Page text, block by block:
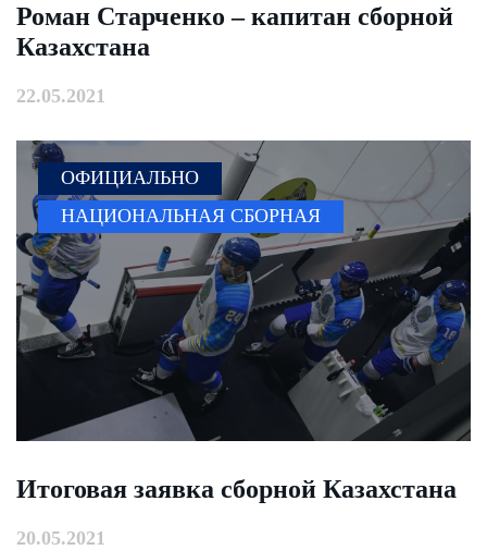
Роман Старченко – капитан сборной
Казахстана
22.05.2021
ОФИЦИАЛЬНО
НАЦИОНАЛЬНАЯ СБОРНАЯ
Итоговая заявка сборной Казахстана
20.05.2021